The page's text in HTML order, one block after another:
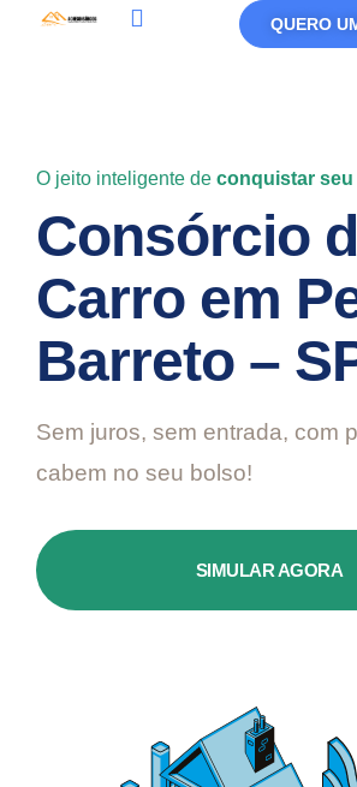
QUERO
O jeito inteligente de conquistar
Consórcio
Carro em
Barreto –
Sem juros, sem entrada, com
cabem no seu bolso!
SIMULAR AGORA